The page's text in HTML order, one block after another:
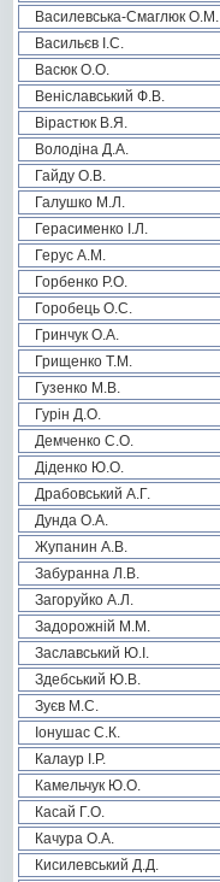
Василевська-Смаглюк О.М.
Васильєв І.С.
Васюк О.О.
Веніславський Ф.В.
Вірастюк В.Я.
Володіна Д.А.
Гайду О.В.
Галушко М.Л.
Герасименко І.Л.
Герус А.М.
Горбенко Р.О.
Горобець О.С.
Гринчук О.А.
Грищенко Т.М.
Гузенко М.В.
Гурін Д.О.
Демченко С.О.
Діденко Ю.О.
Драбовський А.Г.
Дунда О.А.
Жупанин А.В.
Забуранна Л.В.
Загоруйко А.Л.
Задорожній М.М.
Заславський Ю.І.
Здебський Ю.В.
Зуєв М.С.
Іонушас С.К.
Калаур І.Р.
Камельчук Ю.О.
Касай Г.О.
Качура О.А.
Кисилевський Д.Д.